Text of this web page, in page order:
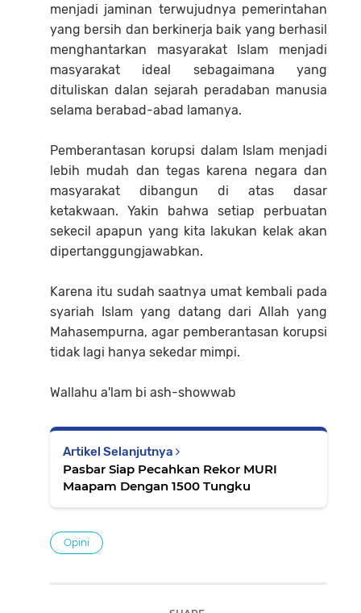
menjadi jaminan terwujudnya pemerintahan
yang bersih dan berkinerja baik yang berhasil
menghantarkan masyarakat Islam menjadi
masyarakat ideal sebagaimana yang
dituliskan dalan sejarah peradaban manusia
selama berabad-abad lamanya.
Pemberantasan korupsi dalam Islam menjadi
lebih mudah dan tegas karena negara dan
masyarakat dibangun di atas dasar
ketakwaan. Yakin bahwa setiap perbuatan
sekecil apapun yang kita lakukan kelak akan
dipertanggungjawabkan.
Karena itu sudah saatnya umat kembali pada
syariah Islam yang datang dari Allah yang
Mahasempurna, agar pemberantasan korupsi
tidak lagi hanya sekedar mimpi.
Wallahu a'lam bi ash-showwab
Artikel Selanjutnya
Pasbar Siap Pecahkan Rekor MURI
Maapam Dengan 1500 Tungku
Opini